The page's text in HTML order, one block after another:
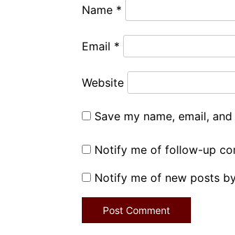
Name *
Email *
Website
Save my name, email,
Notify me of follow-up
Notify me of new posts